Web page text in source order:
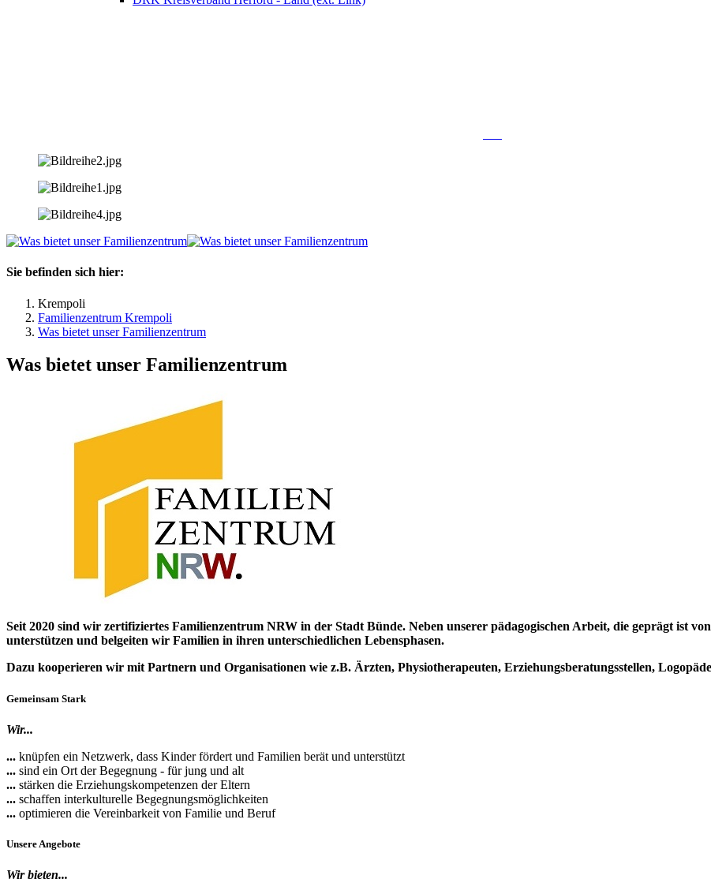
Sie befinden sich hier:
Krempoli
Familienzentrum Krempoli
Was bietet unser Familienzentrum
Was bietet unser Familienzentrum
Seit 2020 sind wir zertifiziertes Familienzentrum NRW in der Stadt Bünde. Neben unserer pädagogischen Arbeit, die geprägt ist
unterstützen und belgeiten wir Familien in ihren unterschiedlichen Lebensphasen.
Dazu kooperieren wir mit Partnern und Organisationen wie z.B. Ärzten, Physiotherapeuten, Erziehungsberatungsstellen,
Gemeinsam Stark
Wir...
... knüpfen ein Netzwerk, dass Kinder fördert und Familien berät und unterstützt
... sind ein Ort der Begegnung - für jung und alt
... stärken die Erziehungskompetenzen der Eltern
... schaffen interkulturelle Begegnungsmöglichkeiten
... optimieren die Vereinbarkeit von Familie und Beruf
Unsere Angebote
Wir bieten...